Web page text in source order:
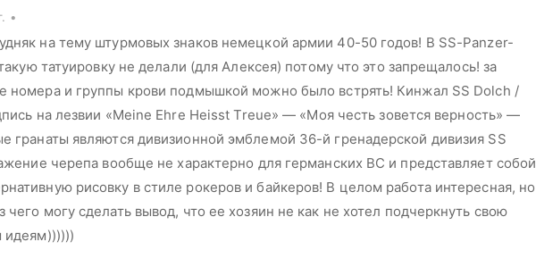
на тему штурмовых знаков немецкой армии 40-50 годов! В SS-Panzer-
татуировку не делали (для Алексея) потому что это запрещалось! за
номера и группы крови подмышкой можно было встрять! Кинжал SS Dolch /
на лезвии «Meine Ehre Heisst Treue» — «Моя честь зовется верность» —
гранаты являются дивизионной эмблемой 36-й гренадерской дивизия SS
черепа вообще не характерно для германских ВС и представляет собой
рисовку в стиле рокеров и байкеров! В целом работа интересная, но
чего могу сделать вывод, что ее хозяин не как не хотел подчеркнуть свою
идеям))))))